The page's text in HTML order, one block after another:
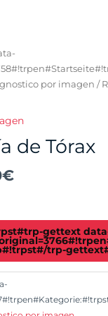
por imagen /
de Tórax
€
gettext
trp-